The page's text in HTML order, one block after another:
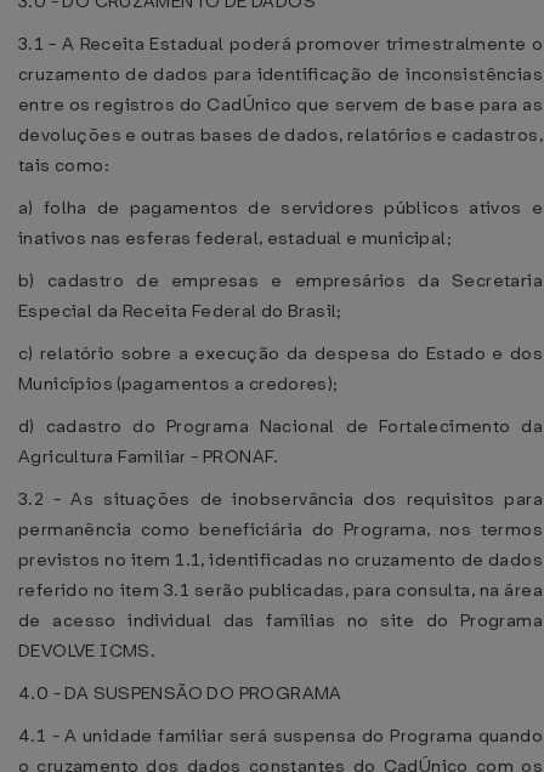
3.1 - A Receita Estadual poderá promover trimestralmente o
cruzamento de dados para identificação de inconsistências
entre os registros do CadÚnico que servem de base para as
devoluções e outras bases de dados, relatórios e cadastros,
tais como:
a) folha de pagamentos de servidores públicos ativos e
inativos nas esferas federal, estadual e municipal;
b) cadastro de empresas e empresários da Secretaria
Especial da Receita Federal do Brasil;
c) relatório sobre a execução da despesa do Estado e dos
Municípios (pagamentos a credores);
d) cadastro do Programa Nacional de Fortalecimento da
Agricultura Familiar - PRONAF.
3.2 - As situações de inobservância dos requisitos para
permanência como beneficiária do Programa, nos termos
previstos no item 1.1, identificadas no cruzamento de dados
referido no item 3.1 serão publicadas, para consulta, na área
de acesso individual das famílias no site do Programa
DEVOLVE ICMS.
4.0 - DA SUSPENSÃO DO PROGRAMA
4.1 - A unidade familiar será suspensa do Programa quando
o cruzamento dos dados constantes do CadÚnico com os